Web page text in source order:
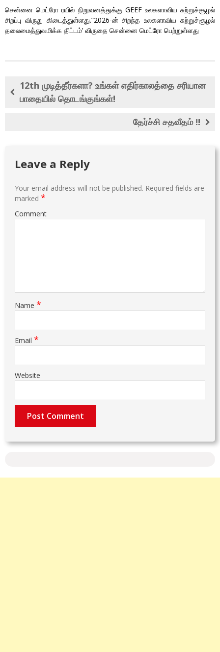
சென்னை மெட்ரோ ரயில் நிறுவனத்துக்கு GEEF உலகளாவிய சுற்றுச்சூழல்
சிறப்பு விருது கிடைத்துள்ளது.”2026-ன் சிறந்த உலகளாவிய சுற்றுச்சூழல்
தலைமைத்துவமிக்க திட்டம்’ விருதை சென்னை மெட்ரோ பெற்றுள்ளது
12th முடித்தீர்களா? உங்கள் எதிர்காலத்தை சரியான
பாதையில் தொடங்குங்கள்!
தேர்ச்சி சதவீதம் !!
Leave a Reply
Your email address will not be published. Required fields are
marked *
Comment
Name *
Email *
Website